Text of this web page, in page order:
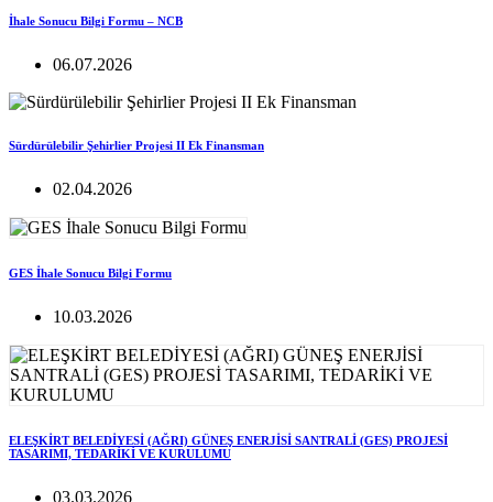
İhale Sonucu Bilgi Formu – NCB
06.07.2026
Sürdürülebilir Şehirlier Projesi II Ek Finansman
02.04.2026
GES İhale Sonucu Bilgi Formu
10.03.2026
ELEŞKİRT BELEDİYESİ (AĞRI) GÜNEŞ ENERJİSİ SANTRALİ (GES) PROJESİ
TASARIMI, TEDARİKİ VE KURULUMU
03.03.2026